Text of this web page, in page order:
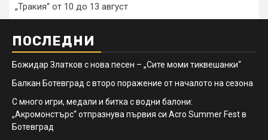
„Тракия“ от 10 до 13 август
ПОСЛЕДНИ
Божидар Златков с нова песен – „Сите моми тиквешанки“
Балкан Ботевград с второ поражение от началото на сезона
С много игри, медали и битка с водни балони:
„Акромонстърс“ отпразнува първия си Acro Summer Fest в
Ботевград